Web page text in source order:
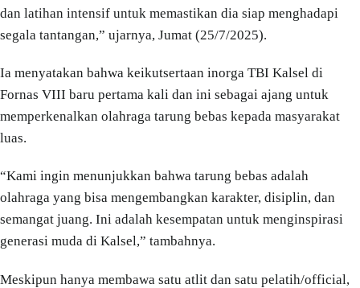
dan latihan intensif untuk memastikan dia siap menghadapi
segala tantangan,” ujarnya, Jumat (25/7/2025).
Ia menyatakan bahwa keikutsertaan inorga TBI Kalsel di
Fornas VIII baru pertama kali dan ini sebagai ajang untuk
memperkenalkan olahraga tarung bebas kepada masyarakat
luas.
“Kami ingin menunjukkan bahwa tarung bebas adalah
olahraga yang bisa mengembangkan karakter, disiplin, dan
semangat juang. Ini adalah kesempatan untuk menginspirasi
generasi muda di Kalsel,” tambahnya.
Meskipun hanya membawa satu atlit dan satu pelatih/official,